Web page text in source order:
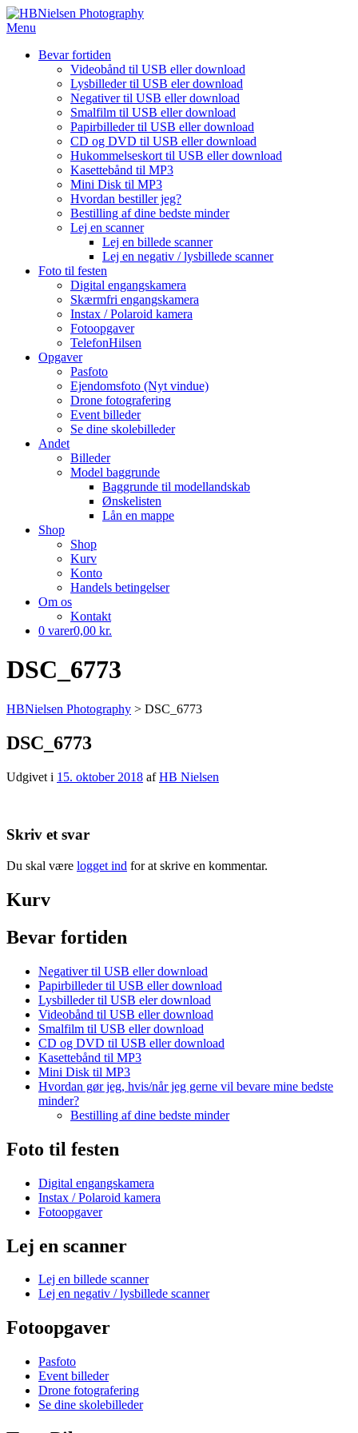
Spring
til
Menu
Bevar fortiden
Videobånd til USB eller download
Lysbilleder til USB eler download
Negativer til USB eller download
Smalfilm til USB eller download
Papirbilleder til USB eller download
CD og DVD til USB eller download
Hukommelseskort til USB eller download
Kasettebånd til MP3
Mini Disk til MP3
Hvordan bestiller jeg?
Bestilling af dine bedste minder
Lej en scanner
Lej en billede scanner
Lej en negativ / lysbillede scanner
Foto til festen
Digital engangskamera
Skærmfri engangskamera
Instax / Polaroid kamera
Fotoopgaver
TelefonHilsen
Opgaver
Pasfoto
Ejendomsfoto (Nyt vindue)
Drone fotografering
Event billeder
Se dine skolebilleder
Andet
Billeder
Model baggrunde
Baggrunde til modellandskab
Ønskelisten
Lån en mappe
Shop
Shop
Kurv
Konto
Handels betingelser
Om os
Kontakt
0 varer0,00 kr.
DSC_6773
HBNielsen Photography > DSC_6773
DSC_6773
Udgivet i 15. oktober 2018 afHB Nielsen
Skriv et svar
Du skal være logget ind for at skrive en kommentar.
Kurv
Bevar fortiden
Negativer til USB eller download
Papirbilleder til USB eller download
Lysbilleder til USB eler download
Videobånd til USB eller download
Smalfilm til USB eller download
CD og DVD til USB eller download
Kasettebånd til MP3
Mini Disk til MP3
Hvordan gør jeg, hvis/når jeg gerne vil bevare mine bedste
minder?
Bestilling af dine bedste minder
Foto til festen
Digital engangskamera
Instax / Polaroid kamera
Fotoopgaver
Lej en scanner
Lej en billede scanner
Lej en negativ / lysbillede scanner
Fotoopgaver
Pasfoto
Event billeder
Drone fotografering
Se dine skolebilleder